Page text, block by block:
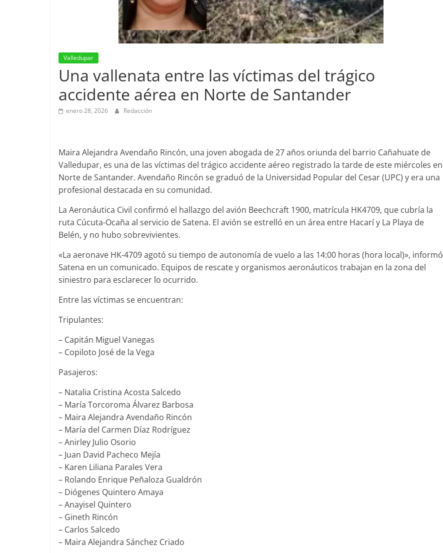
Valledupar
Una vallenata entre las víctimas del trágico
accidente aérea en Norte de Santander
enero 28, 2026 Redacción
Maira Alejandra Avendaño Rincón, una joven abogada de 27 años oriunda del barrio Cañahuate de
Valledupar, es una de las víctimas del trágico accidente aéreo registrado la tarde de este miércoles en
Norte de Santander. Avendaño Rincón se graduó de la Universidad Popular del Cesar (UPC) y era una
profesional destacada en su comunidad.
La Aeronáutica Civil confirmó el hallazgo del avión Beechcraft 1900, matrícula HK4709, que cubría la
ruta Cúcuta-Ocaña al servicio de Satena. El avión se estrelló en un área entre Hacarí y La Playa de
Belén, y no hubo sobrevivientes.
«La aeronave HK-4709 agotó su tiempo de autonomía de vuelo a las 14:00 horas (hora local)», informó
Satena en un comunicado. Equipos de rescate y organismos aeronáuticos trabajan en la zona del
siniestro para esclarecer lo ocurrido.
Entre las víctimas se encuentran:
Tripulantes:
– Capitán Miguel Vanegas
– Copiloto José de la Vega
Pasajeros:
– Natalia Cristina Acosta Salcedo
– María Torcoroma Álvarez Barbosa
– Maira Alejandra Avendaño Rincón
– María del Carmen Díaz Rodríguez
– Anirley Julio Osorio
– Juan David Pacheco Mejía
– Karen Liliana Parales Vera
– Rolando Enrique Peñaloza Gualdrón
– Diógenes Quintero Amaya
– Anayisel Quintero
– Gineth Rincón
– Carlos Salcedo
– Maira Alejandra Sánchez Criado